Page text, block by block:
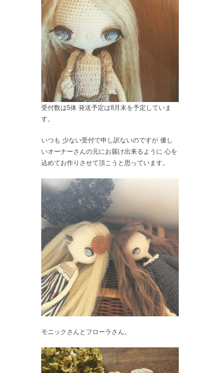
受付数は5体 発送予定は8月末を予定していま
す。
いつも 少ない受付で申し訳ないのですが 優し
いオーナーさんの元にお届け出来るように 心を
込めてお作りさせて頂こうと思っています。
モニックさんとフローラさん。